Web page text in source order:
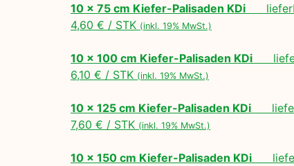
10 x 75 cm Kiefer-Palisaden KDi
4,60 € / STK (inkl. 19% MwSt.)
10 x 100 cm Kiefer-Palisaden KDi
6,10 € / STK (inkl. 19% MwSt.)
10 x 125 cm Kiefer-Palisaden KDi
7,60 € / STK (inkl. 19% MwSt.)
10 x 150 cm Kiefer-Palisaden KDi